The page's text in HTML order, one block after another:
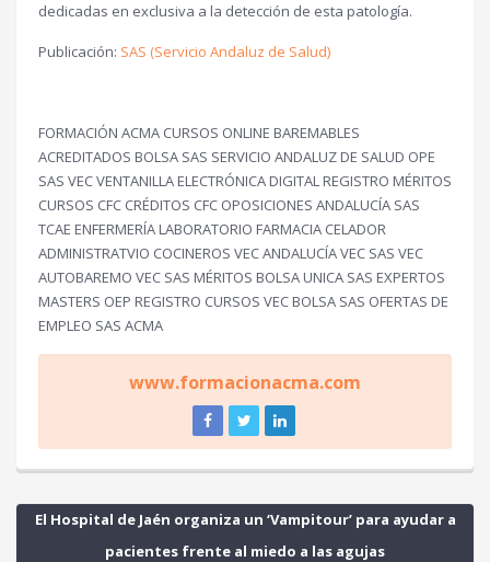
dedicadas en exclusiva a la detección de esta patología.
Publicación: SAS (Servicio Andaluz de Salud)
FORMACIÓN ACMA CURSOS ONLINE BAREMABLES
ACREDITADOS BOLSA SAS SERVICIO ANDALUZ DE SALUD OPE
SAS VEC VENTANILLA ELECTRÓNICA DIGITAL REGISTRO MÉRITOS
CURSOS CFC CRÉDITOS CFC OPOSICIONES ANDALUCÍA SAS
TCAE ENFERMERÍA LABORATORIO FARMACIA CELADOR
ADMINISTRATVIO COCINEROS VEC ANDALUCÍA VEC SAS VEC
AUTOBAREMO VEC SAS MÉRITOS BOLSA UNICA SAS EXPERTOS
MASTERS OEP REGISTRO CURSOS VEC BOLSA SAS OFERTAS DE
EMPLEO SAS ACMA
www.formacionacma.com
El Hospital de Jaén organiza un ‘Vampitour’ para ayudar a
pacientes frente al miedo a las agujas